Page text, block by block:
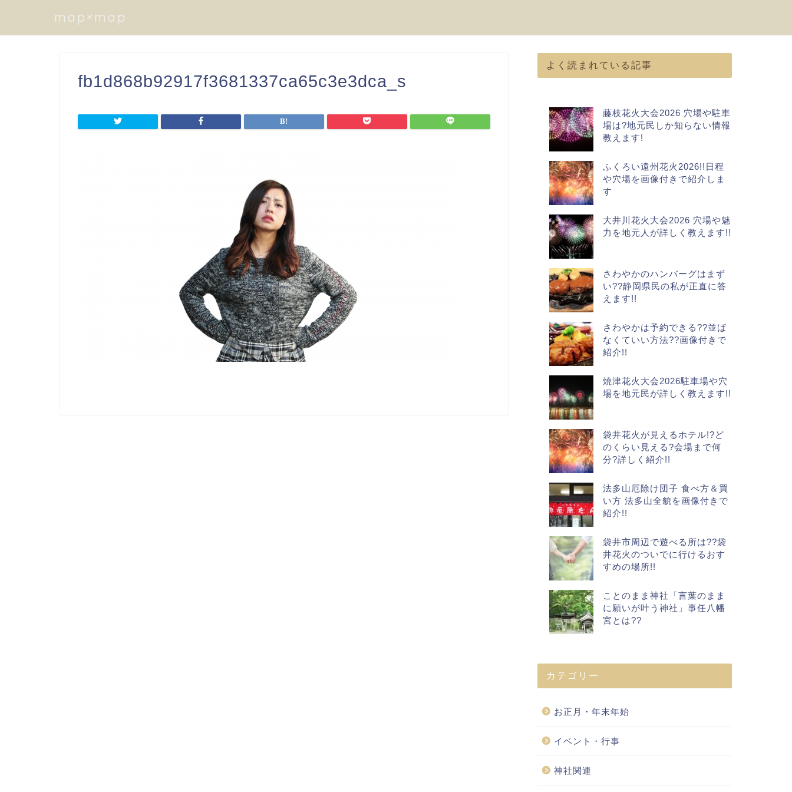
map×map
fb1d868b92917f3681337ca65c3e3dca_s
よく読まれている記事
藤枝花火大会2026 穴場や駐車
場は?地元民しか知らない情報
教えます!
ふくろい遠州花火2026!!日程
や穴場を画像付きで紹介しま
す
大井川花火大会2026 穴場や魅
力を地元人が詳しく教えます!!
さわやかのハンバーグはまず
い??静岡県民の私が正直に答
えます!!
さわやかは予約できる??並ば
なくていい方法??画像付きで
紹介!!
焼津花火大会2026駐車場や穴
場を地元民が詳しく教えます!!
袋井花火が見えるホテル!?ど
のくらい見える?会場まで何
分?詳しく紹介!!
法多山厄除け団子 食べ方＆買
い方 法多山全貌を画像付きで
紹介!!
袋井市周辺で遊べる所は??袋
井花火のついでに行けるおす
すめの場所!!
ことのまま神社「言葉のまま
に願いが叶う神社」事任八幡
宮とは??
カテゴリー
お正月・年末年始
イベント・行事
神社関連